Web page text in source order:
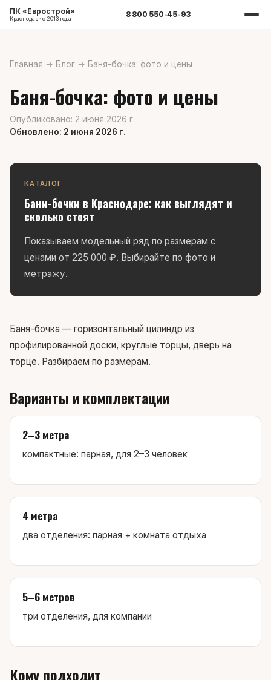
ПК «Еврострой»
Краснодар · с 2013 года 8 800 550-45-93
Главная → Блог → Баня-бочка: фото и цены
Баня-бочка: фото и цены
Опубликовано: 2 июня 2026 г.
Обновлено: 2 июня 2026 г.
КАТАЛОГ
Бани-бочки в Краснодаре: как выглядят и
сколько стоят
Показываем модельный ряд по размерам с
ценами от 225 000 ₽. Выбирайте по фото и
метражу.
Баня-бочка — горизонтальный цилиндр из
профилированной доски, круглые торцы, дверь на
торце. Разбираем по размерам.
Варианты и комплектации
2–3 метра
компактные: парная, для 2–3 человек
4 метра
два отделения: парная + комната отдыха
5–6 метров
три отделения, для компании
Кому подходит